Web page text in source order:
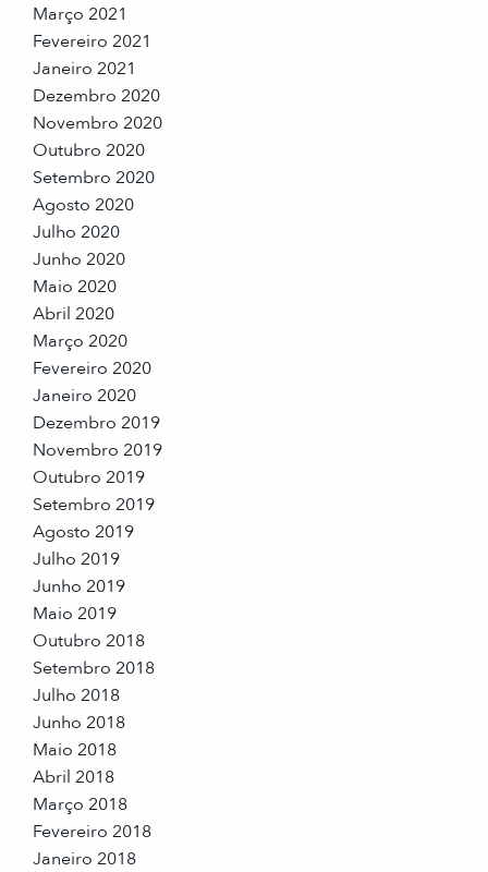
Março 2021
Fevereiro 2021
Janeiro 2021
Dezembro 2020
Novembro 2020
Outubro 2020
Setembro 2020
Agosto 2020
Julho 2020
Junho 2020
Maio 2020
Abril 2020
Março 2020
Fevereiro 2020
Janeiro 2020
Dezembro 2019
Novembro 2019
Outubro 2019
Setembro 2019
Agosto 2019
Julho 2019
Junho 2019
Maio 2019
Outubro 2018
Setembro 2018
Julho 2018
Junho 2018
Maio 2018
Abril 2018
Março 2018
Fevereiro 2018
Janeiro 2018